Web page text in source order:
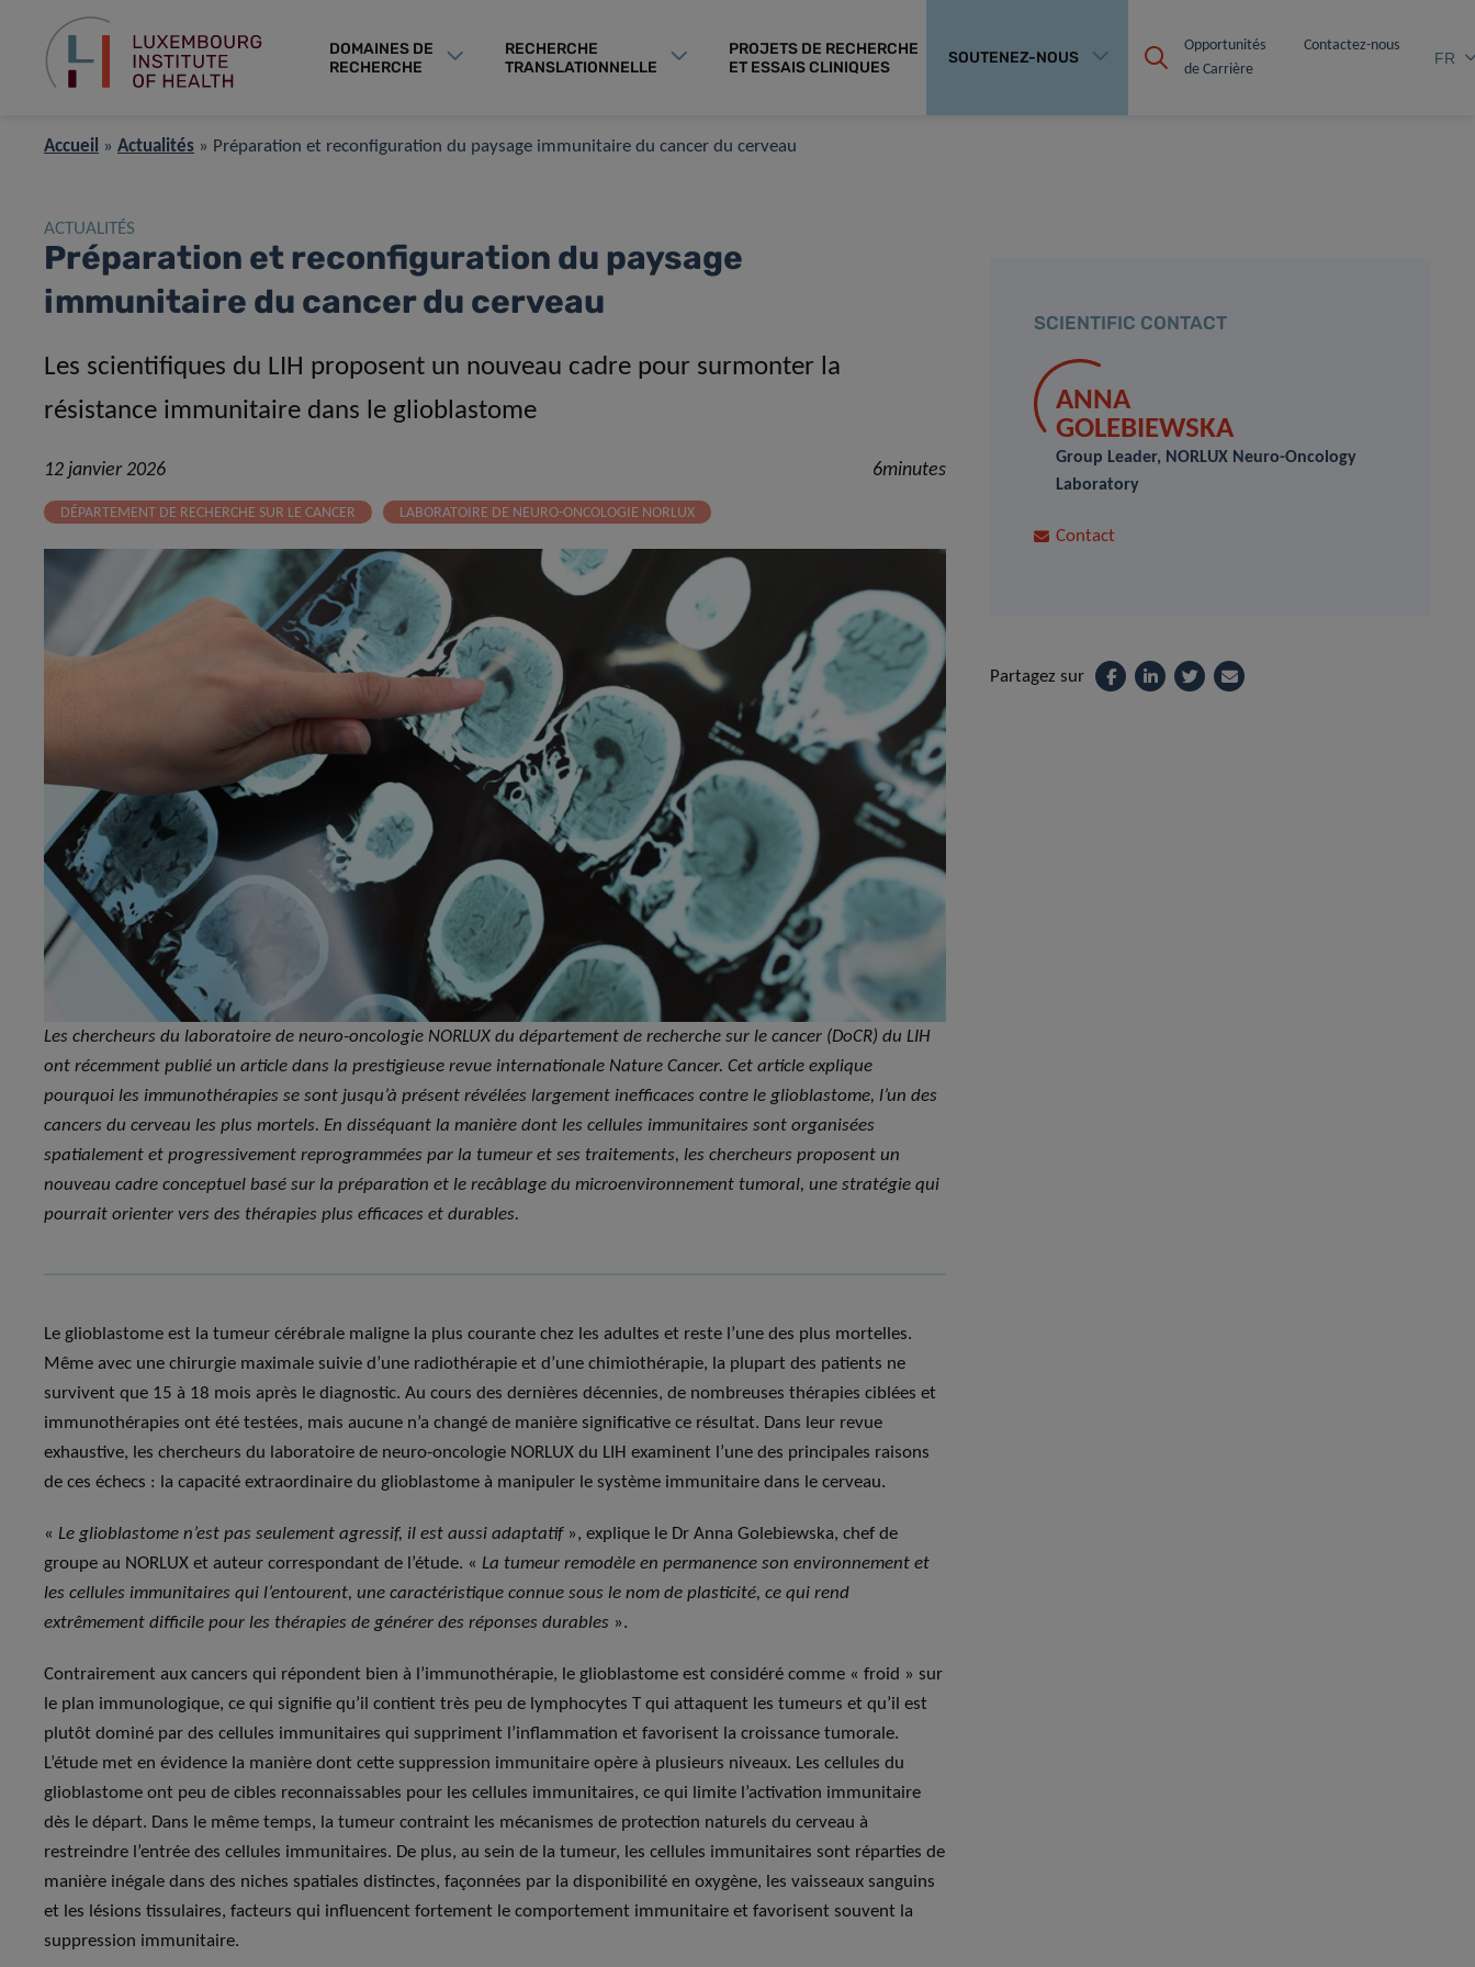
DOMAINES DE
RECHERCHE
RECHERCHE
TRANSLATIONNELLE
PROJETS DE RECHERCHE
ET ESSAIS CLINIQUES
SOUTENEZ-NOUS
Opportunités
de Carrière
Contactez-nous
FR
Accueil » Actualités » Préparation et reconfiguration du paysage immunitaire du cancer du cerveau
ACTUALITÉS
Préparation et reconfiguration du paysage
immunitaire du cancer du cerveau
Les scientifiques du LIH proposent un nouveau cadre pour surmonter la
résistance immunitaire dans le glioblastome
12 janvier 2026 6minutes
DÉPARTEMENT DE RECHERCHE SUR LE CANCER LABORATOIRE DE NEURO-ONCOLOGIE NORLUX
Les chercheurs du laboratoire de neuro-oncologie NORLUX du département de recherche sur le cancer (DoCR) du LIH
ont récemment publié un article dans la prestigieuse revue internationale Nature Cancer. Cet article explique
pourquoi les immunothérapies se sont jusqu’à présent révélées largement inefficaces contre le glioblastome, l’un des
cancers du cerveau les plus mortels. En disséquant la manière dont les cellules immunitaires sont organisées
spatialement et progressivement reprogrammées par la tumeur et ses traitements, les chercheurs proposent un
nouveau cadre conceptuel basé sur la préparation et le recâblage du microenvironnement tumoral, une stratégie qui
pourrait orienter vers des thérapies plus efficaces et durables.
Le glioblastome est la tumeur cérébrale maligne la plus courante chez les adultes et reste l’une des plus mortelles.
Même avec une chirurgie maximale suivie d’une radiothérapie et d’une chimiothérapie, la plupart des patients ne
survivent que 15 à 18 mois après le diagnostic. Au cours des dernières décennies, de nombreuses thérapies ciblées et
immunothérapies ont été testées, mais aucune n’a changé de manière significative ce résultat. Dans leur revue
exhaustive, les chercheurs du laboratoire de neuro-oncologie NORLUX du LIH examinent l’une des principales raisons
de ces échecs : la capacité extraordinaire du glioblastome à manipuler le système immunitaire dans le cerveau.
« Le glioblastome n’est pas seulement agressif, il est aussi adaptatif», explique le Dr Anna Golebiewska, chef de
groupe au NORLUX et auteur correspondant de l’étude. « La tumeur remodèle en permanence son environnement et
les cellules immunitaires qui l’entourent, une caractéristique connue sous le nom de plasticité, ce qui rend
extrêmement difficile pour les thérapies de générer des réponses durables ».
Contrairement aux cancers qui répondent bien à l’immunothérapie, le glioblastome est considéré comme « froid » sur
le plan immunologique, ce qui signifie qu’il contient très peu de lymphocytes T qui attaquent les tumeurs et qu’il est
plutôt dominé par des cellules immunitaires qui suppriment l’inflammation et favorisent la croissance tumorale.
L’étude met en évidence la manière dont cette suppression immunitaire opère à plusieurs niveaux. Les cellules du
glioblastome ont peu de cibles reconnaissables pour les cellules immunitaires, ce qui limite l’activation immunitaire
dès le départ. Dans le même temps, la tumeur contraint les mécanismes de protection naturels du cerveau à
restreindre l’entrée des cellules immunitaires. De plus, au sein de la tumeur, les cellules immunitaires sont réparties de
manière inégale dans des niches spatiales distinctes, façonnées par la disponibilité en oxygène, les vaisseaux sanguins
et les lésions tissulaires, facteurs qui influencent fortement le comportement immunitaire et favorisent souvent la
suppression immunitaire.
SCIENTIFIC CONTACT
ANNA
GOLEBIEWSKA
Group Leader, NORLUX Neuro-Oncology
Laboratory
Contact
Partagez sur